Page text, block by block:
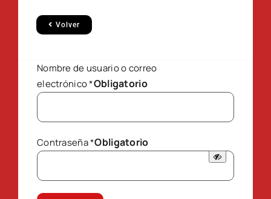
Volver
Nombre de usuario o correo
electrónico*Obligatorio
Contraseña*Obligatorio